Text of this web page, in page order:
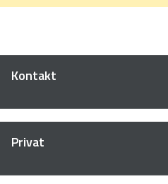
Kontakt
Privat